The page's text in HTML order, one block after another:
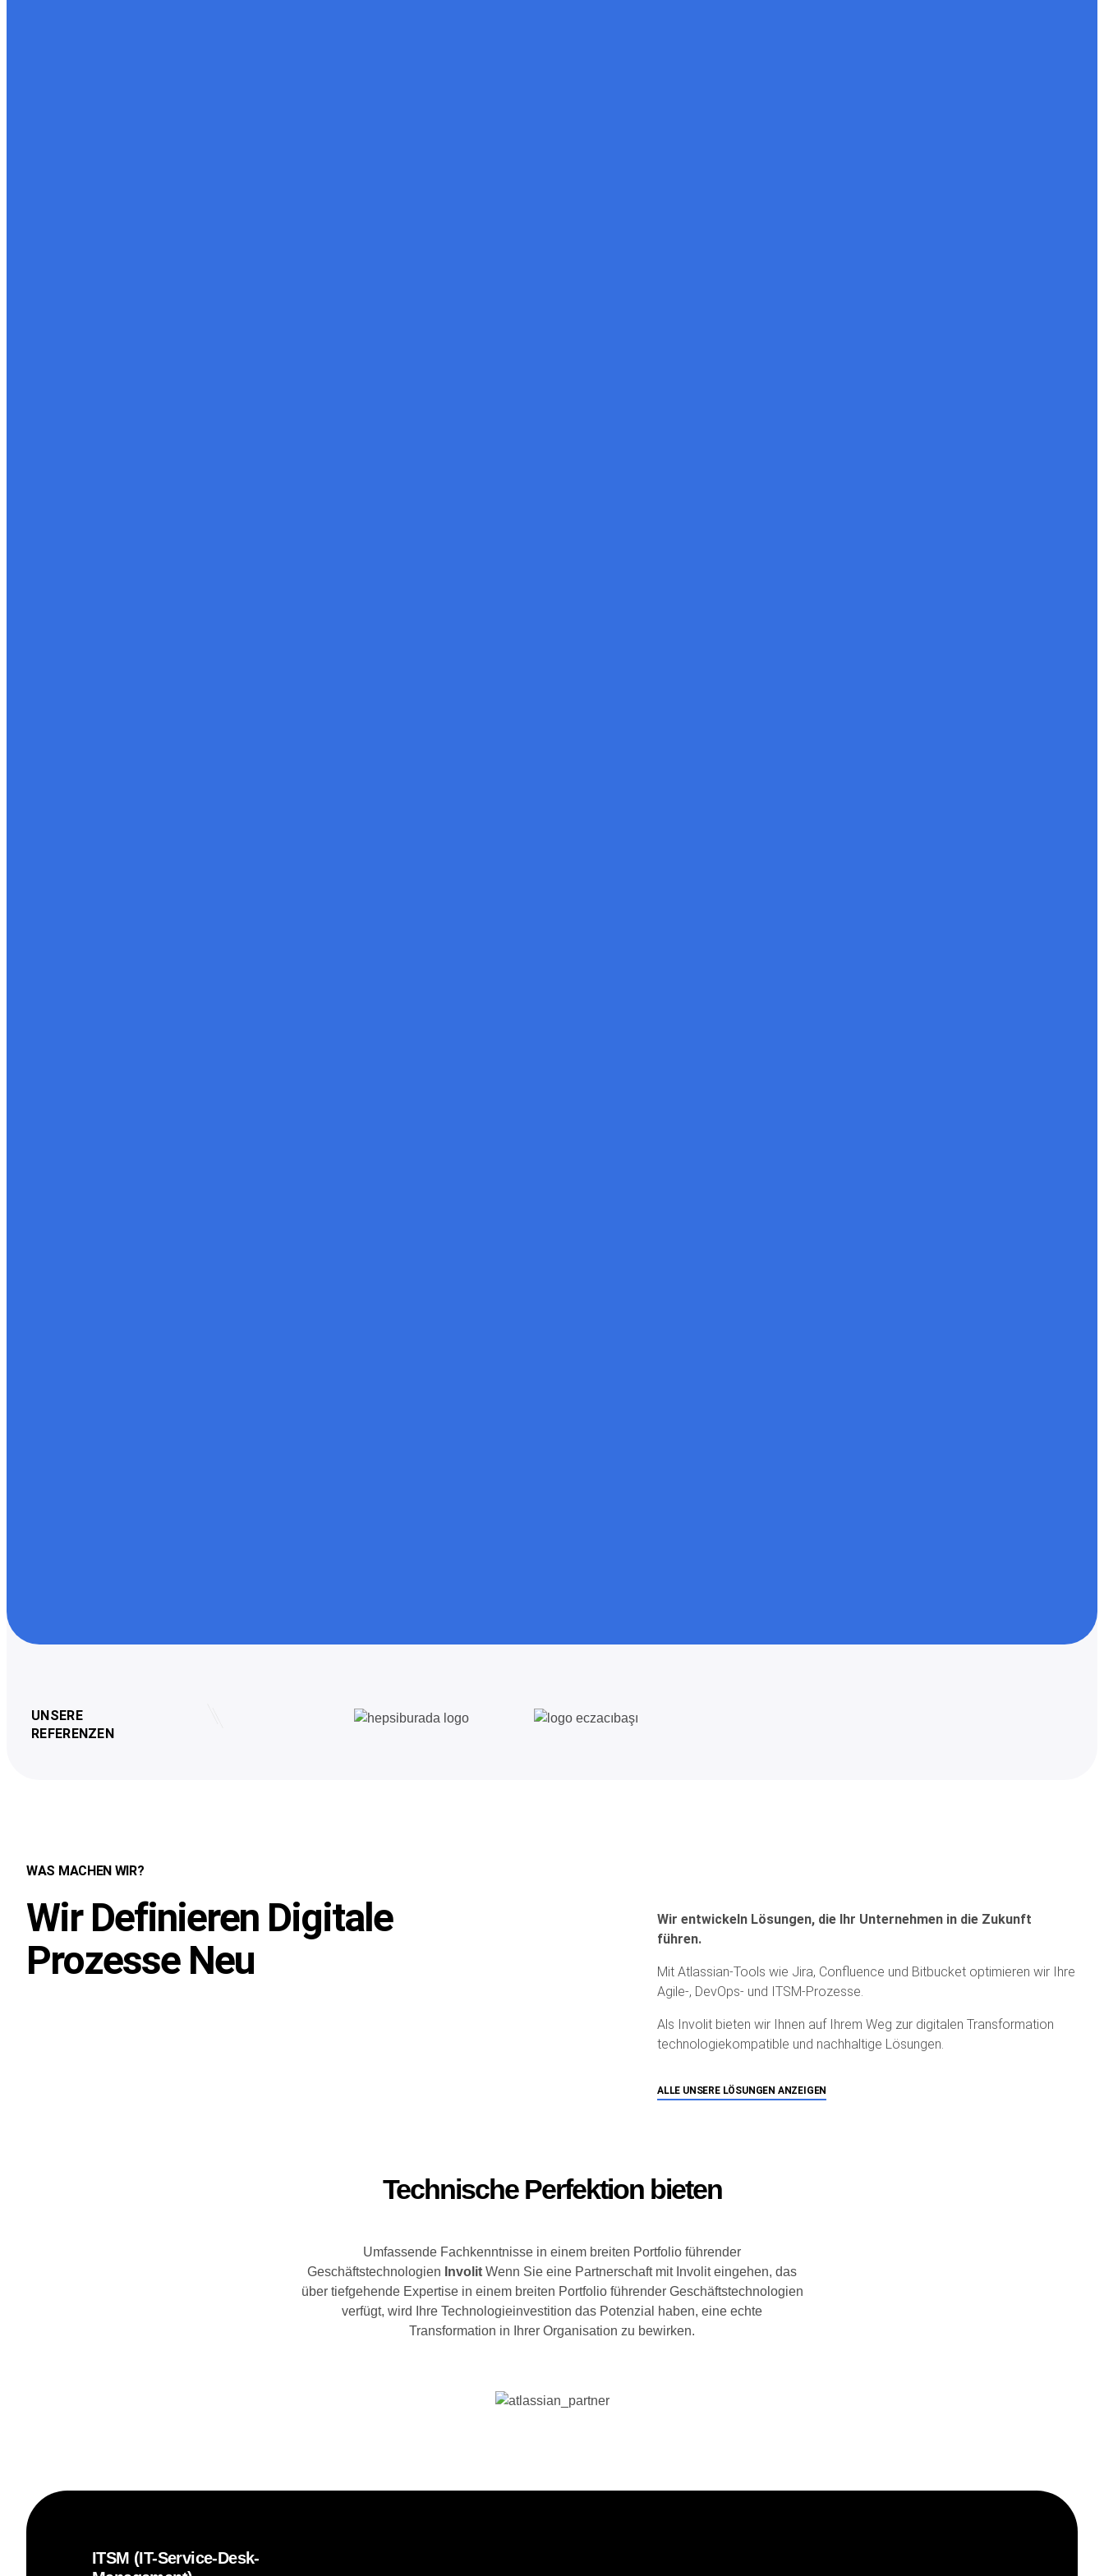
UNSERE
REFERENZEN
WAS MACHEN WIR?
Wir Definieren Digitale
Prozesse Neu
Wir entwickeln Lösungen, die Ihr Unternehmen in die Zukunft
führen.
Mit Atlassian-Tools wie Jira, Confluence und Bitbucket optimieren wir Ihre
Agile-, DevOps- und ITSM-Prozesse.
Als Involit bieten wir Ihnen auf Ihrem Weg zur digitalen Transformation
technologiekompatible und nachhaltige Lösungen.
ALLE UNSERE LÖSUNGEN ANZEIGEN
Technische Perfektion bieten
Umfassende Fachkenntnisse in einem breiten Portfolio führender
Geschäftstechnologien Involit Wenn Sie eine Partnerschaft mit Involit eingehen, das
über tiefgehende Expertise in einem breiten Portfolio führender Geschäftstechnologien
verfügt, wird Ihre Technologieinvestition das Potenzial haben, eine echte
Transformation in Ihrer Organisation zu bewirken.
ITSM (IT-Service-Desk-